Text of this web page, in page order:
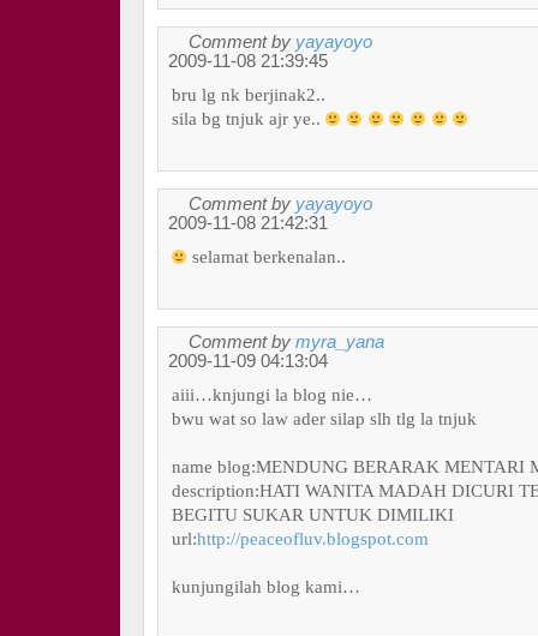
Comment by yayayoyo
2009-11-08 21:39:45
bru lg nk berjinak2..
sila bg tnjuk ajr ye..
Comment by yayayoyo
2009-11-08 21:42:31
selamat berkenalan..
Comment by myra_yana
2009-11-09 04:13:04
aiii…knjungi la blog nie…
bwu wat so law ader silap slh tlg la tnjuk
name blog:MENDUNG BERARAK MENTARI
description:HATI WANITA MADAH DICURI
BEGITU SUKAR UNTUK DIMILIKI
url:http://peaceofluv.blogspot.com
kunjungilah blog kami…